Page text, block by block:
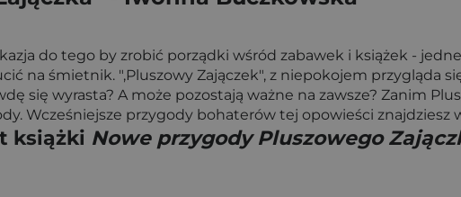
do tego by zrobić porządki wśród zabawek i książek - jedne
na śmietnik. ",Pluszowy Zajączek", z niepokojem przygląda
się wyrasta? A może pozostają ważne na zawsze? Zanim
Wcześniejsze przygody bohaterów tej opowieści znajdziesz
książki Nowe przygody Pluszowego